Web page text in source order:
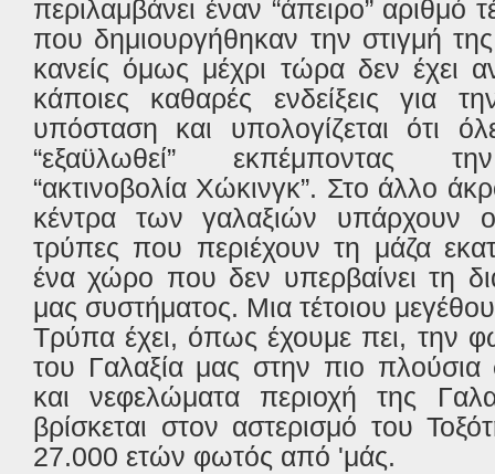
περιλαμβάνει έναν “άπειρο” αριθμό
που δημιουργήθηκαν την στιγμή
κανείς όμως μέχρι τώρα δεν έχει
κάποιες καθαρές ενδείξεις για
υπόσταση και υπολογίζεται ότι
“εξαϋλωθεί” εκπέμποντας
“ακτινοβολία Χώκινγκ”. Στο άλλο
κέντρα των γαλαξιών υπάρχουν
τρύπες που περιέχουν τη μάζα
ένα χώρο που δεν υπερβαίνει τη
μας συστήματος. Μια τέτοιου
Τρύπα έχει, όπως έχουμε πει, την
του Γαλαξία μας στην πιο πλούσια
και νεφελώματα περιοχή της
βρίσκεται στον αστερισμό του
27.000 ετών φωτός από 'μάς.